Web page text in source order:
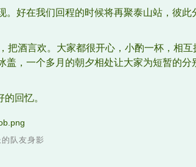
好在我们回程的时候将再聚泰山站，彼此
把酒言欢。大家都很开心，小酌一杯，相互
，一个多月的朝夕相处让大家为短暂的分
回忆。
队友身影